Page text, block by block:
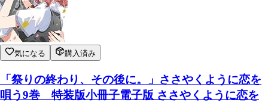
気になる 購入済み
「祭りの終わり、その後に。」ささやくように恋を
唄う9巻 特装版小冊子電子版 ささやくように恋を